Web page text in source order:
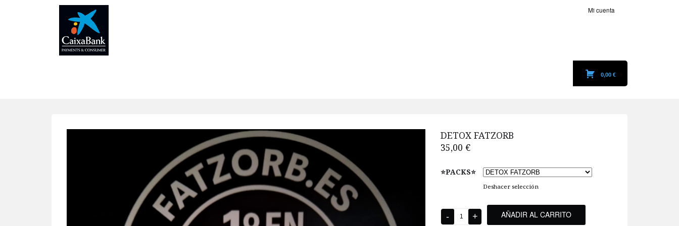
Mi cuenta
0,00 €
DETOX FATZORB
35,00 €
⭐️PACKS⭐️
Deshacer selección
AÑADIR AL CARRITO